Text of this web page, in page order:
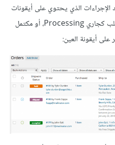
الإجراءات الذي يحتوي على أيقونات
يمكنك استخدامها لتعيين حالة الطلب كجاري Processing، أو مكتمل